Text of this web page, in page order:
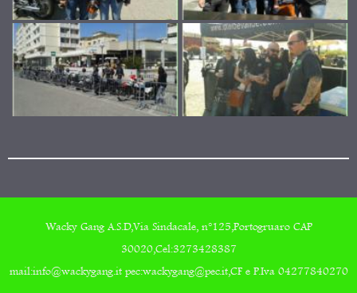
Wacky Gang A.S.D,Via Sindacale, n°125,Portogruaro CAP
30020,Cel:3273428387
mail:info@wackygang.it pec:wackygang@pec.it,CF e P.Iva 04277840270